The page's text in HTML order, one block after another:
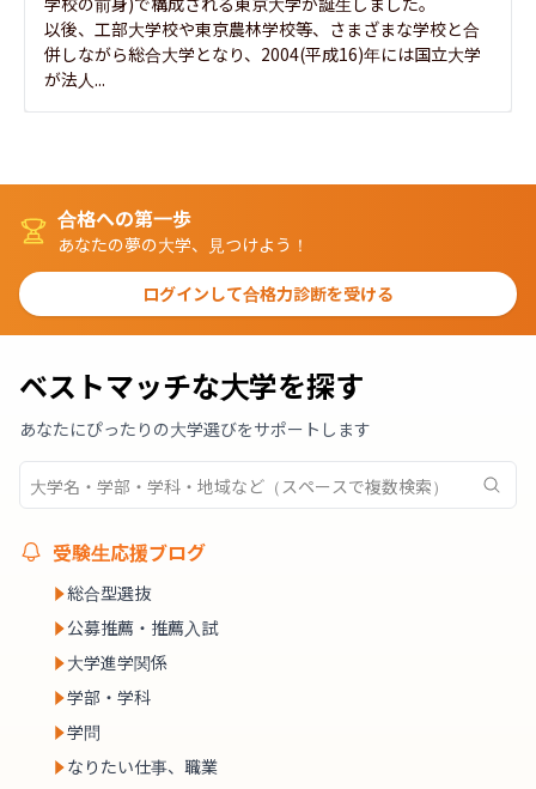
以後、工部大学校や東京農林学校等、さまざまな学校と合
併しながら総合大学となり、2004(平成16)年には国立大学
が法人...
合格への第一歩
あなたの夢の大学、見つけよう！
ログインして合格力診断を受ける
ベストマッチな大学を探す
あなたにぴったりの大学選びをサポートします
受験生応援ブログ
総合型選抜
公募推薦・推薦入試
大学進学関係
学部・学科
学問
なりたい仕事、職業